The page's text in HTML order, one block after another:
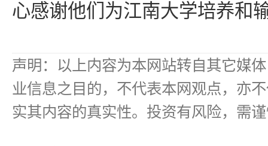
心感谢他们为江南大学培养和
声明：以上内容为本网站转自其它媒
业信息之目的，不代表本网观点，亦
实其内容的真实性。投资有风险，需